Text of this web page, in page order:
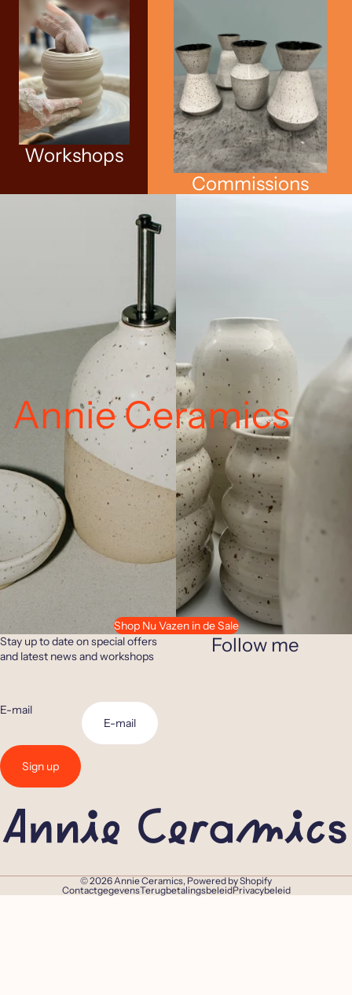
Workshops
Commissions
Annie Ceramics
Shop Nu Vazen in de Sale
Stay up to date on special offers
and latest news and workshops
E-mail
Sign up
Follow me
© 2026Annie Ceramics, Powered by Shopify
ContactgegevensTerugbetalingsbeleidPrivacybeleid